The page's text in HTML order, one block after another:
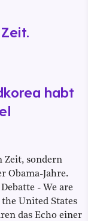
habt
Zeit, sondern
Obama-Jahre.
- We are
United States
das Echo einer